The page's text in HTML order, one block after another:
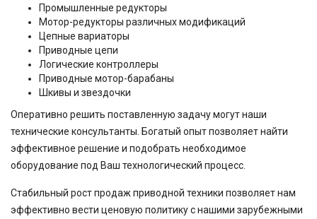
Промышленные редукторы
Мотор-редукторы различных модификаций
Цепные вариаторы
Приводные цепи
Логические контроллеры
Приводные мотор-барабаны
Шкивы и звездочки
Оперативно решить поставленную задачу могут наши
технические консультанты. Богатый опыт позволяет найти
эффективное решение и подобрать необходимое
оборудование под Ваш технологический процесс.
Стабильный рост продаж приводной техники позволяет нам
эффективно вести ценовую политику с нашими зарубежными